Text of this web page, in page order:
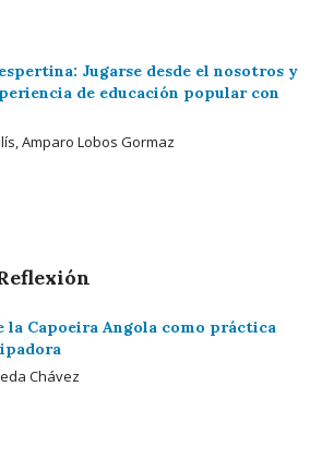
Jugarse desde el nosotros y
de educación popular con
Amparo Lobos Gormaz
la Capoeira Angola como práctica
Chávez